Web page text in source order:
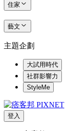
住家
藝文
主題企劃
大試用時代
社群影響力
StyleMe
登入